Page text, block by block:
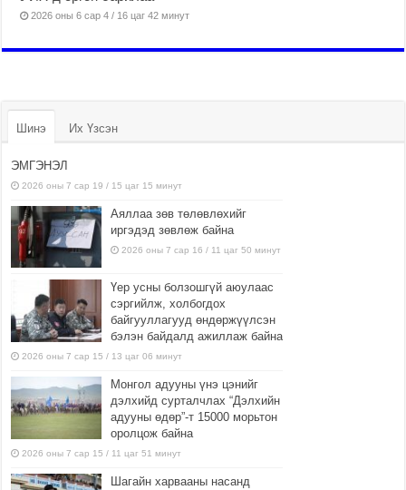
2026 оны 6 сар 4 / 16 цаг 42 минут
Шинэ Их Үзсэн
ЭМГЭНЭЛ
2026 оны 7 сар 19 / 15 цаг 15 минут
Аяллаа зөв төлөвлөхийг
иргэдэд зөвлөж байна
2026 оны 7 сар 16 / 11 цаг 50 минут
Үер усны болзошгүй аюулаас
сэргийлж, холбогдох
байгууллагууд өндөржүүлсэн
бэлэн байдалд ажиллаж байна
2026 оны 7 сар 15 / 13 цаг 06 минут
Монгол адууны үнэ цэнийг
дэлхийд сурталчлах “Дэлхийн
адууны өдөр”-т 15000 морьтон
оролцож байна
2026 оны 7 сар 15 / 11 цаг 51 минут
Шагайн харвааны насанд